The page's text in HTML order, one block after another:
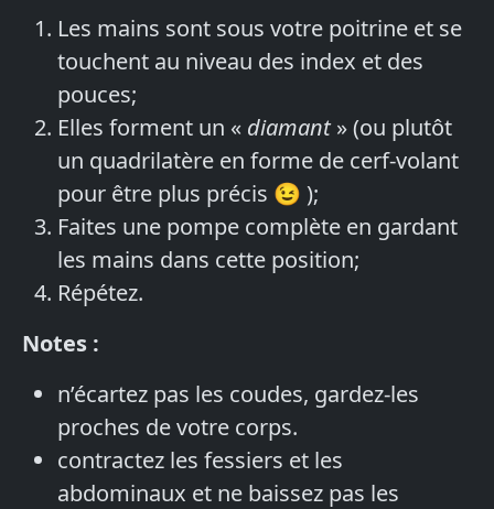
Les mains sont sous votre poitrine et se
touchent au niveau des index et des
pouces;
Elles forment un « diamant» (ou plutôt
un quadrilatère en forme de cerf-volant
pour être plus précis 😉 );
Faites une pompe complète en gardant
les mains dans cette position;
Répétez.
Notes :
n’écartez pas les coudes, gardez-les
proches de votre corps.
contractez les fessiers et les
abdominaux et ne baissez pas les